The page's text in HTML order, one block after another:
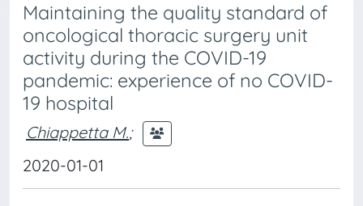
Maintaining the quality standard of
oncological thoracic surgery unit
activity during the COVID-19
pandemic: experience of no COVID-
19 hospital
Chiappetta M.;
2020-01-01